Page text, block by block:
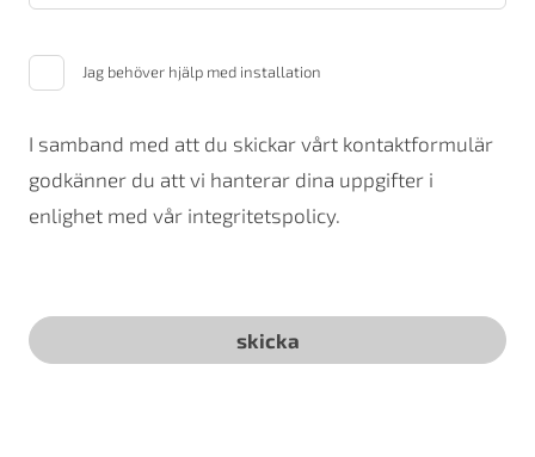
Jag behöver hjälp med installation
I samband med att du skickar vårt kontaktformulär
godkänner du att vi hanterar dina uppgifter i
enlighet med vår integritetspolicy.